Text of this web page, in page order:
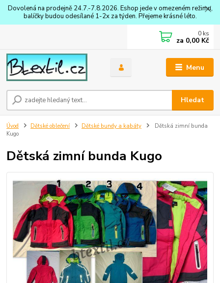
Dovolená na prodejně 24.7.-7.8.2026. Eshop jede v omezeném režimu,
balíčky budou odesílané 1-2x za týden. Přejeme krásné léto.
Menu
Hledat
0 ks
za 0,00 Kč
Úvod Dětské oblečení Dětské bundy a kabáty
Dětská zimní bunda
Kugo
Dětská zimní bunda Kugo